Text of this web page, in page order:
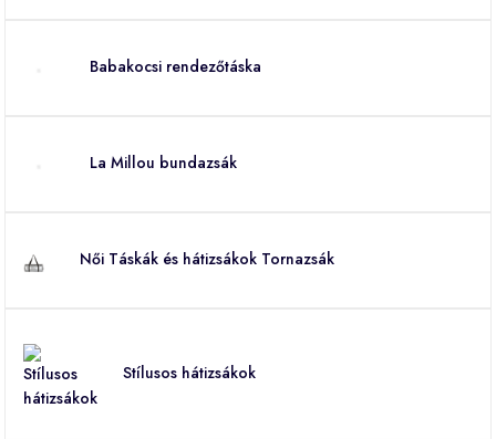
Babakocsi rendezőtáska
La Millou bundazsák
Női Táskák és hátizsákok Tornazsák
Stílusos hátizsákok